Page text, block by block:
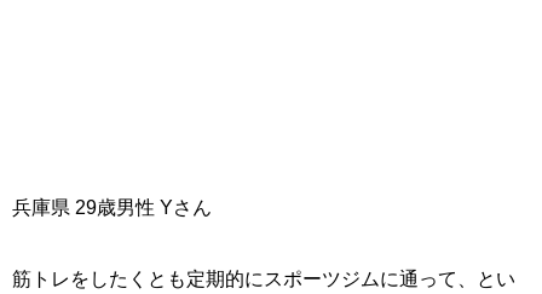
兵庫県 29歳男性 Yさん
筋トレをしたくとも定期的にスポーツジムに通って、とい